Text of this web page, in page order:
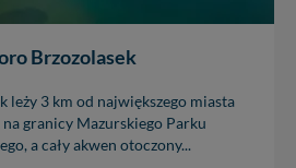
Brzozolasek
leży 3 km od największego miasta
na granicy Mazurskiego Parku
a cały akwen otoczony...
oraz nie udostępnia
podmiotom oraz osobom
sytuacja, gdy przekazanie
usługi (przekazanie
przekazanie danych
usług typu: nocleg, czartery,
o zasadach i funkcjonalności